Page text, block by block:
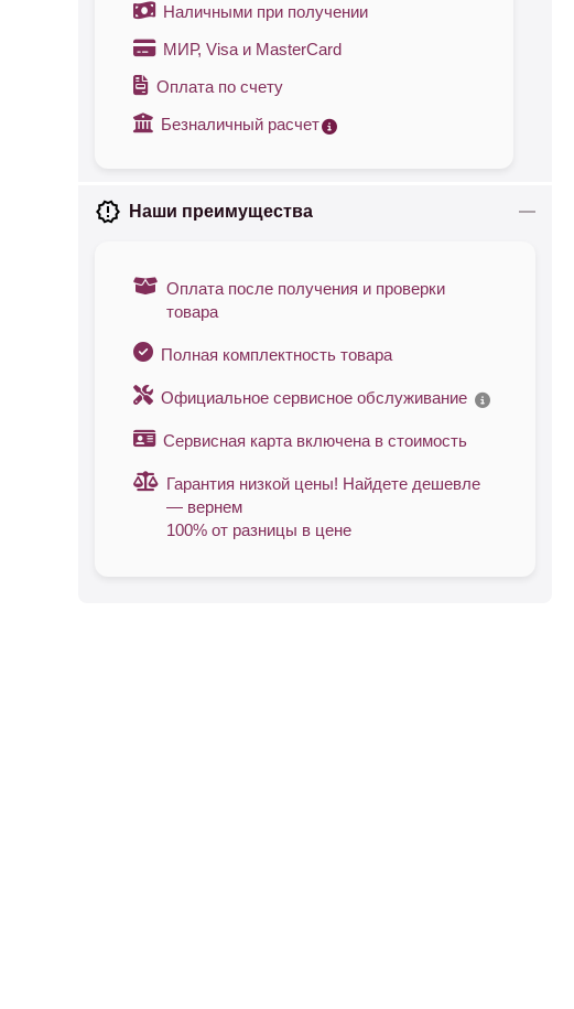
Наличными при получении
МИР, Visa и MasterCard
Оплата по счету
Безналичный расчет
Наши преимущества
Оплата после получения и проверки
товара
Полная комплектность товара
Официальное сервисное обслуживание
Сервисная карта включена в стоимость
Гарантия низкой цены! Найдете дешевле
— вернем
100% от разницы в цене